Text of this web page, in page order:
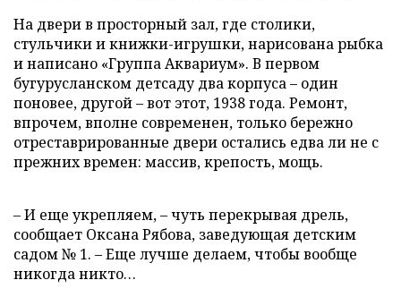
На двери в просторный зал, где столики,
стульчики и книжки-игрушки, нарисована рыбка
и написано «Группа Аквариум». В первом
бугурусланском детсаду два корпуса – один
поновее, другой – вот этот, 1938 года. Ремонт,
впрочем, вполне современен, только бережно
отреставрированные двери остались едва ли не с
прежних времен: массив, крепость, мощь.
– И еще укрепляем, – чуть перекрывая дрель,
сообщает Оксана Рябова, заведующая детским
садом № 1. – Еще лучше делаем, чтобы вообще
никогда никто…